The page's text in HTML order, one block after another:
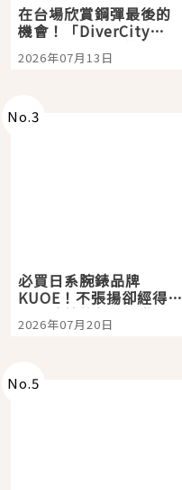
在台場欣賞鋼彈最後的
機會！「DiverCity
Tokyo Plaza」搭船、
購物、美食及夜景，一
2026年07月13日
No.3
必買日系腕錶品牌
KUOE！不張揚卻經得起
時間洗鍊的經典之作五
選
2026年07月20日
No.5